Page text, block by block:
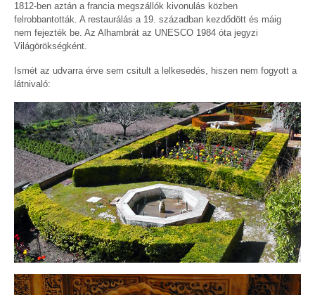
1812-ben aztán a francia megszállók kivonulás közben
felrobbantották. A restaurálás a 19. században kezdődött és máig
nem fejezték be. Az Alhambrát az UNESCO 1984 óta jegyzi
Világörökségként.
Ismét az udvarra érve sem csitult a lelkesedés, hiszen nem fogyott a
látnivaló: